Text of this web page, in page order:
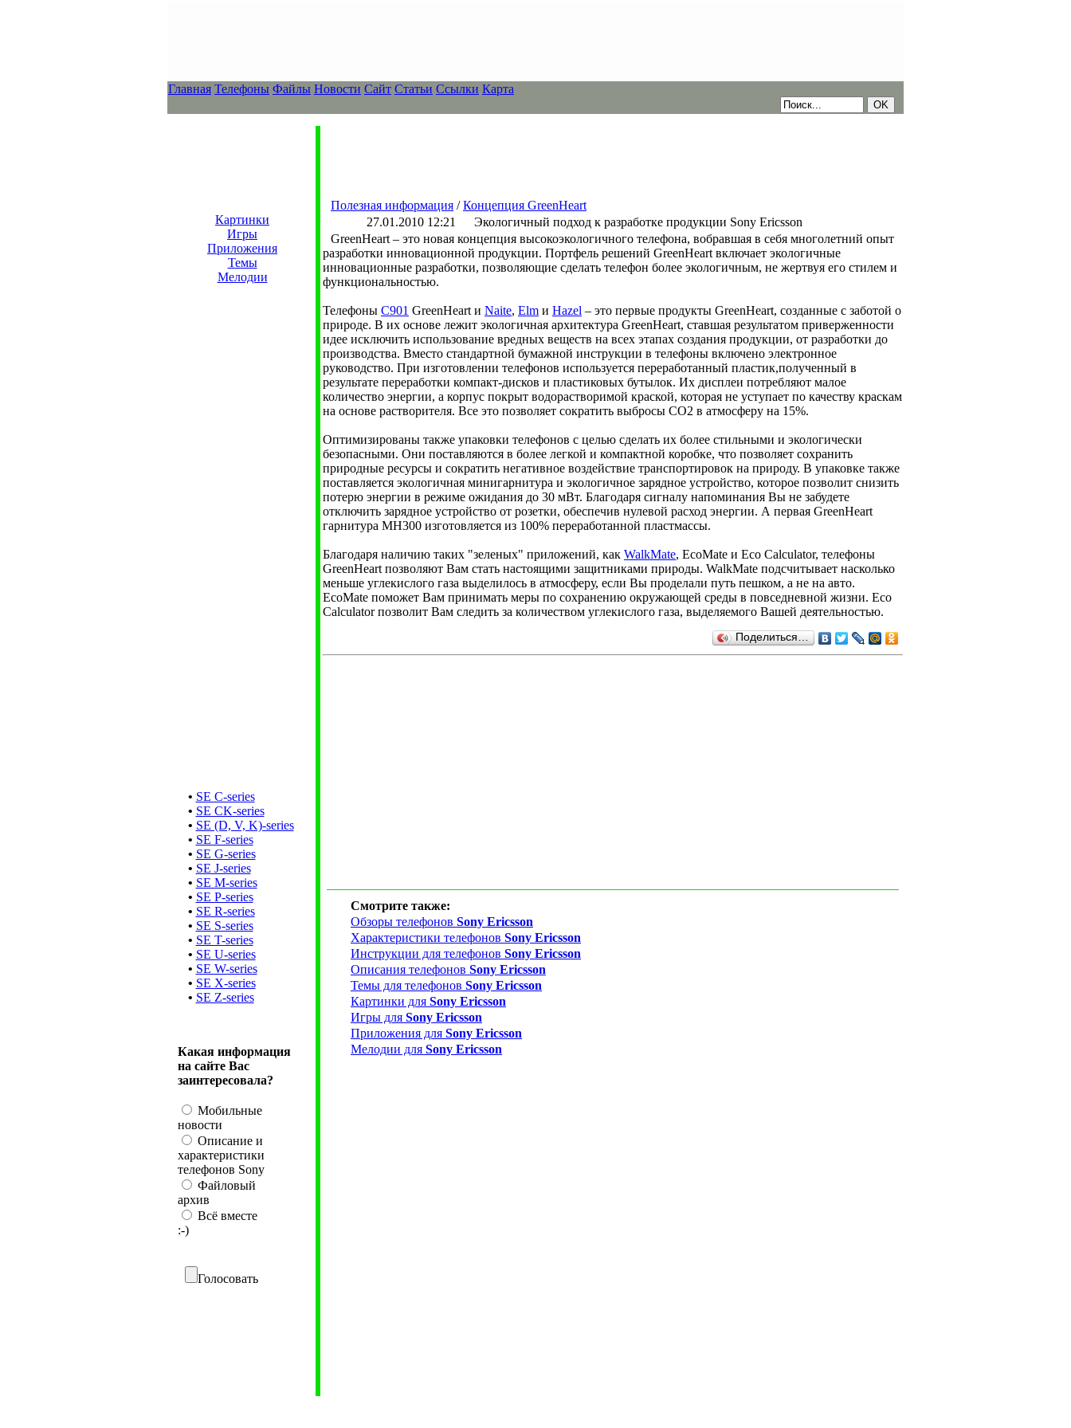
Главная Телефоны Файлы Новости Сайт Статьи Ссылки Карта
Картинки
Игры
Приложения
Темы
Мелодии
• SE C-series
• SE CK-series
• SE (D, V, K)-series
• SE F-series
• SE G-series
• SE J-series
• SE M-series
• SE P-series
• SE R-series
• SE S-series
• SE T-series
• SE U-series
• SE W-series
• SE X-series
• SE Z-series
Какая информация
на сайте Вас
заинтересовала?
Мобильные
новости
Описание и
характеристики
телефонов Sony
Файловый
архив
Всё вместе
:-)
Голосовать
Полезная информация /Концепция GreenHeart
27.01.2010 12:21
Экологичный подход к разработке продукции Sony Ericsson
GreenHeart – это новая концепция высокоэкологичного телефона, вобравшая в себя многолетний опыт
разработки инновационной продукции. Портфель решений GreenHeart включает экологичные
инновационные разработки, позволяющие сделать телефон более экологичным, не жертвуя его стилем и
функциональностью.
Телефоны C901 GreenHeart и Naite, Elm и Hazel – это первые продукты GreenHeart, созданные с заботой о
природе. В их основе лежит экологичная архитектура GreenHeart, ставшая результатом приверженности
идее исключить использование вредных веществ на всех этапах создания продукции, от разработки до
производства. Вместо стандартной бумажной инструкции в телефоны включено электронное
руководство. При изготовлении телефонов используется переработанный пластик,полученный в
результате переработки компакт-дисков и пластиковых бутылок. Их дисплеи потребляют малое
количество энергии, а корпус покрыт водорастворимой краской, которая не уступает по качеству краскам
на основе растворителя. Все это позволяет сократить выбросы CO2 в атмосферу на 15%.
Оптимизированы также упаковки телефонов с целью сделать их более стильными и экологически
безопасными. Они поставляются в более легкой и компактной коробке, что позволяет сохранить
природные ресурсы и сократить негативное воздействие транспортировок на природу. В упаковке также
поставляется экологичная минигарнитура и экологичное зарядное устройство, которое позволит снизить
потерю энергии в режиме ожидания до 30 мВт. Благодаря сигналу напоминания Вы не забудете
отключить зарядное устройство от розетки, обеспечив нулевой расход энергии. А первая GreenHeart
гарнитура МН300 изготовляется из 100% переработанной пластмассы.
Благодаря наличию таких "зеленых" приложений, как WalkMate, EcoMate и Eco Calculator, телефоны
GreenHeart позволяют Вам стать настоящими защитниками природы. WalkMate подсчитывает насколько
меньше углекислого газа выделилось в атмосферу, если Вы проделали путь пешком, а не на авто.
EcoMate поможет Вам принимать меры по сохранению окружающей среды в повседневной жизни. Eco
Calculator позволит Вам следить за количеством углекислого газа, выделяемого Вашей деятельностью.
Поделиться…
Смотрите также:
Обзоры телефонов Sony Ericsson
Характеристики телефонов Sony Ericsson
Инструкции для телефонов Sony Ericsson
Описания телефонов Sony Ericsson
Темы для телефонов Sony Ericsson
Картинки для Sony Ericsson
Игры для Sony Ericsson
Приложения для Sony Ericsson
Мелодии для Sony Ericsson